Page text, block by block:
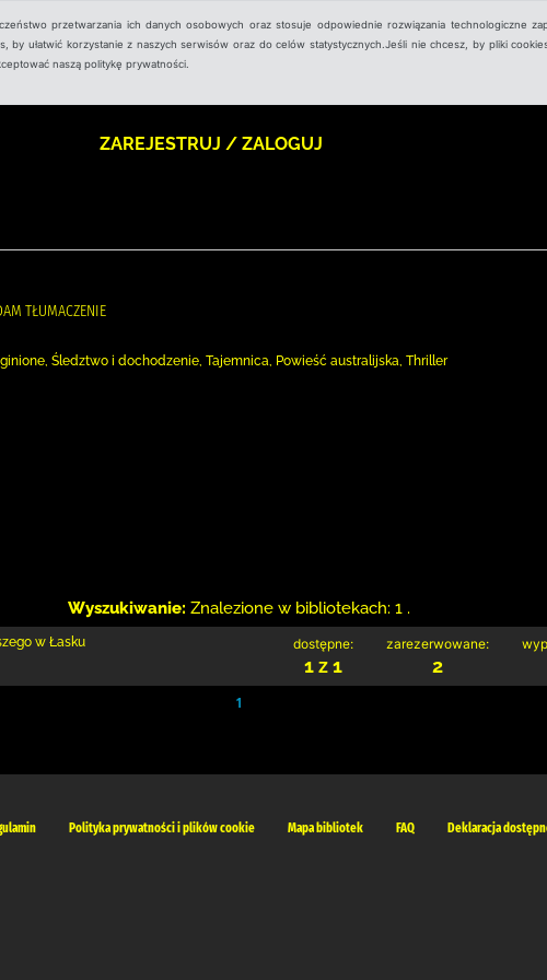
przetwarzania ich danych osobowych oraz stosuje odpowiednie rozwiązania technologiczne
ułatwić korzystanie z naszych serwisów oraz do celów statystycznych.Jeśli nie chcesz, by pliki
naszą politykę prywatności.
ZAREJESTRUJ / ZALOGUJ
TŁUMACZENIE
Śledztwo i dochodzenie, Tajemnica, Powieść australijska, Thriller
Wyszukiwanie: Znalezione w bibliotekach: 1 .
w Łasku dostępne:
1 z 1
zarezerwowane:
2
1
Polityka prywatności i plików cookie Mapa bibliotek FAQ Deklaracja